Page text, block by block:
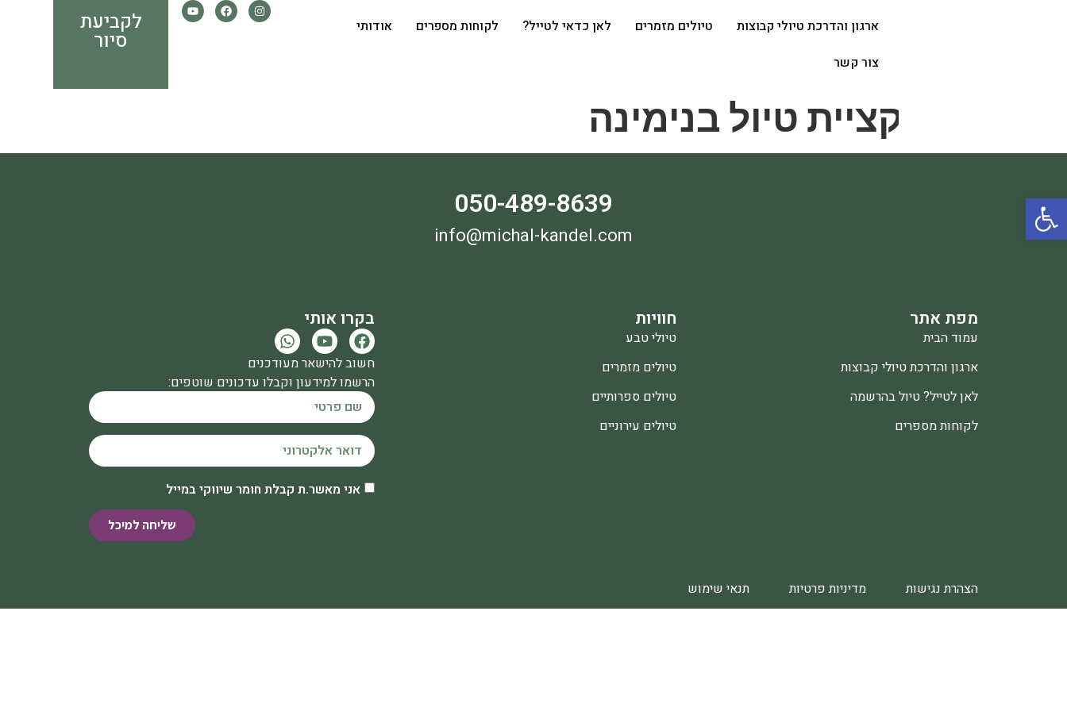
פתח סרגל נגישות
ארגון והדרכת טיולי קבוצות טיולים מזמרים לאן כדאי לטייל? לקוחות מספרים
אודותי
צור קשר
לקביעת
סיור
אפליקציית טיול בנימינה
050-489-8639
info@michal-kandel.com
מפת אתר
עמוד הבית
ארגון והדרכת טיולי קבוצות
לאן לטייל? טיול בהרשמה
לקוחות מספרים
חוויות
טיולי טבע
טיולים מזמרים
טיולים ספרותיים
טיולים עירוניים
בקרו אותי
חשוב להישאר מעודכנים
הרשמו למידעון וקבלו עדכונים שוטפים:
אני מאשר.ת קבלת חומר שיווקי במייל
שליחה למיכל
הצהרת נגישות מדיניות פרטיות תנאי שימוש